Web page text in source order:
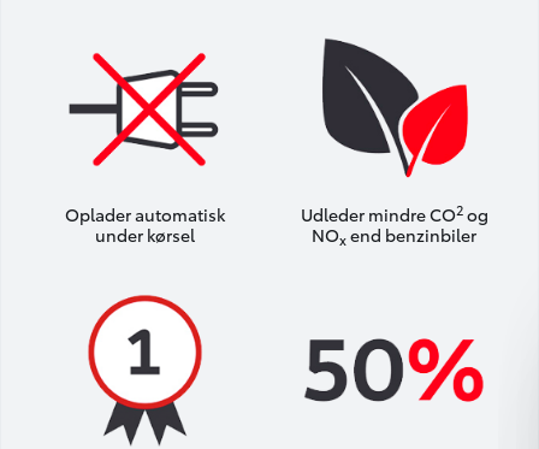
Oplader automatisk
under kørsel
Udleder mindre CO2og
NOxend benzinbiler